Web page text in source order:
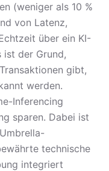
(weniger als 10 %
von Latenz,
über ein KI-
ist der Grund,
gibt,
werden.
Inferencing
sparen. Dabei ist
technische
integriert